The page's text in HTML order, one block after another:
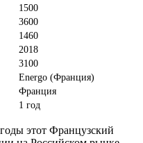
1500
3600
1460
2018
3100
Energo (Франция)
Франция
1 год
этот Французский